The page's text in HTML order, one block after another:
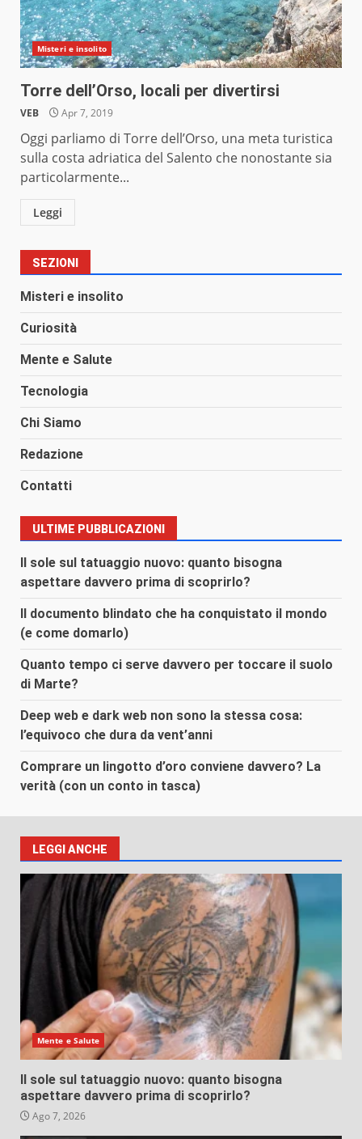
Misteri e insolito
Torre dell’Orso, locali per divertirsi
VEB Apr 7, 2019
Oggi parliamo di Torre dell’Orso, una meta turistica
sulla costa adriatica del Salento che nonostante sia
particolarmente...
Leggi
SEZIONI
Misteri e insolito
Curiosità
Mente e Salute
Tecnologia
Chi Siamo
Redazione
Contatti
ULTIME PUBBLICAZIONI
Il sole sul tatuaggio nuovo: quanto bisogna
aspettare davvero prima di scoprirlo?
Il documento blindato che ha conquistato il mondo
(e come domarlo)
Quanto tempo ci serve davvero per toccare il suolo
di Marte?
Deep web e dark web non sono la stessa cosa:
l’equivoco che dura da vent’anni
Comprare un lingotto d’oro conviene davvero? La
verità (con un conto in tasca)
LEGGI ANCHE
Mente e Salute
Il sole sul tatuaggio nuovo: quanto bisogna
aspettare davvero prima di scoprirlo?
Ago 7, 2026